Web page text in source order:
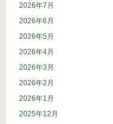
2026年7月
2026年6月
2026年5月
2026年4月
2026年3月
2026年2月
2026年1月
2025年12月